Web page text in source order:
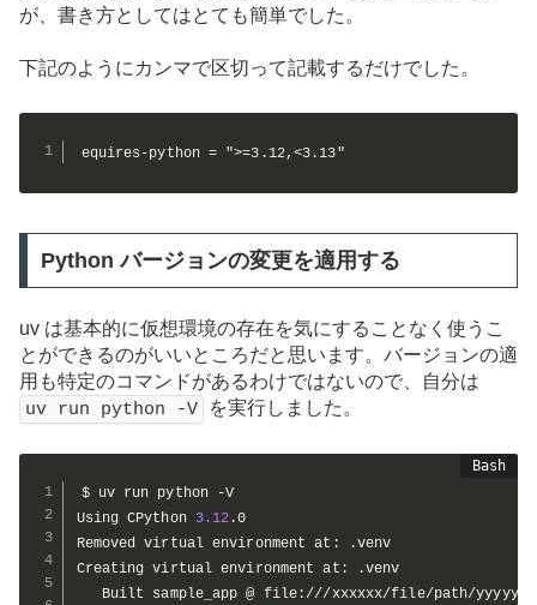
が、書き方としてはとても簡単でした。
下記のようにカンマで区切って記載するだけでした。
equires-python = ">=3.12,<3.13"
Python バージョンの変更を適用する
uv は基本的に仮想環境の存在を気にすることなく使うこ
とができるのがいいところだと思います。バージョンの適
用も特定のコマンドがあるわけではないので、自分は
uv run python -V を実行しました。
$ uv run python -V
Using CPython 3.12 .0
Removed virtual environment at: .venv
Creating virtual environment at: .venv
   Built sample_app @ file:///xxxxxx/file/path/yyyyyy